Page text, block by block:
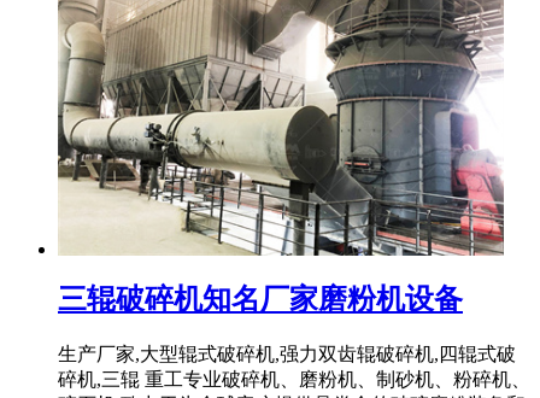
三辊破碎机知名厂家磨粉机设备
生产厂家,大型辊式破碎机,强力双齿辊破碎机,四辊式破
碎机,三辊 重工专业破碎机、磨粉机、制砂机、粉碎机、